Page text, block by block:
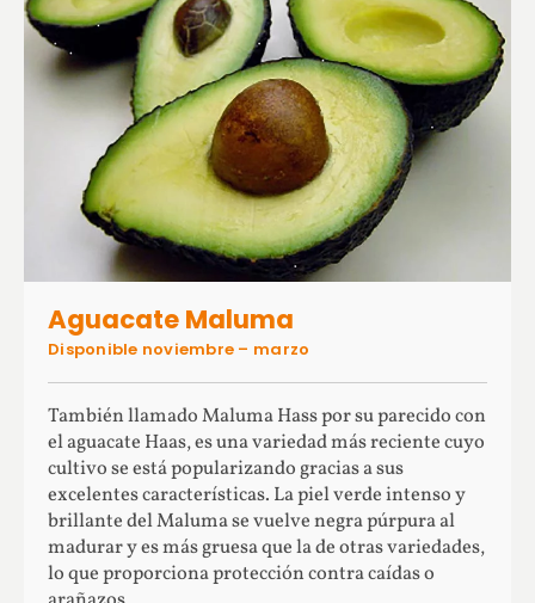
Aguacate Maluma
Disponible noviembre – marzo
También llamado Maluma Hass por su parecido con
el aguacate Haas, es una variedad más reciente cuyo
cultivo se está popularizando gracias a sus
excelentes características. La piel verde intenso y
brillante del Maluma se vuelve negra púrpura al
madurar y es más gruesa que la de otras variedades,
lo que proporciona protección contra caídas o